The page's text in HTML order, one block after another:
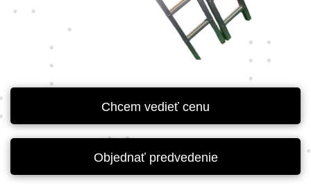
Chcem vedieť cenu
Objednať predvedenie